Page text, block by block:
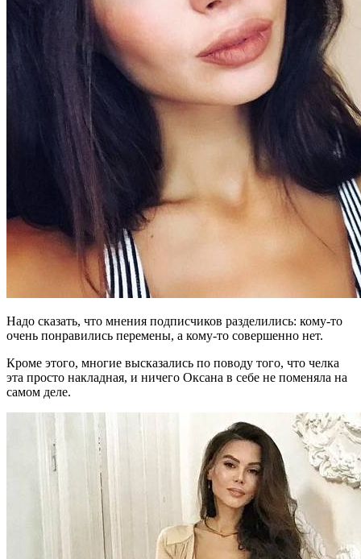
Надо сказать, что мнения подписчиков разделились: кому-то
очень понравились перемены, а кому-то совершенно нет.
Кроме этого, многие высказались по поводу того, что челка
эта просто накладная, и ничего Оксана в себе не поменяла на
самом деле.